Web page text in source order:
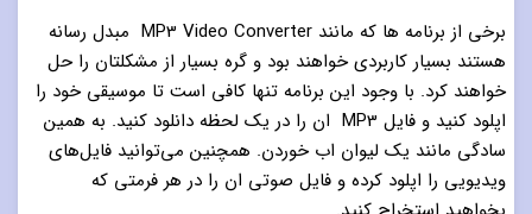
برخی از برنامه ها که مانند MP3 Video Converter مبدل رسانه
هستند بسیار کاربردی خواهند بود و گره بسیار از مشکلتان را حل
خواهند کرد. با وجود این برنامه تنها کافی است تا موسیقی خود را
اپلود کنید و فایل MP3 ان را در یک لحظه دانلود کنید. به همین
سادگی مانند یک لیوان اب خوردن. همچنین می‌توانید فایل‌های
ویدیویی را اپلود کرده و فایل صوتی ان را در هر فرمتی که